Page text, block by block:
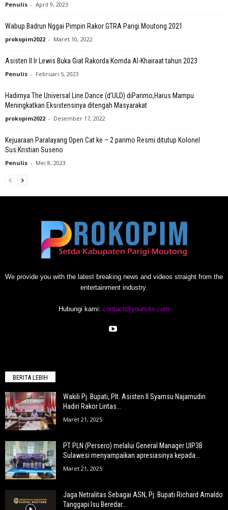
Penulis - April 9, 2023
Wabup Badrun Nggai Pimpin Rakor GTRA Parigi Moutong 2021
prokopim2022 - Maret 10, 2022
Asisten II Ir Lewis Buka Giat Rakorda Komda Al-Khairaat tahun 2023
Penulis - Februari 5, 2023
Hadirnya The Universal Line Dance (d’ULD) diParimo,Harus Mampu
Meningkatkan Eksistensinya ditengah Masyarakat
prokopim2022 - Desember 17, 2022
Kejuaraan Paralayang Open Cat ke – 2 parimo Resmi ditutup Kolonel
Sus.Kristian Suseno
Penulis - Mei 8, 2023
We provide you with the latest breaking news and videos straight from the
entertainment industry.
Hubungi kami: contact@yoursite.com
BERITA LEBIH
Wakili Pj. Bupati, Plt. Asisten II Syamsu Najamudin
Hadiri Rakor Lintas...
Maret 21, 2025
PT PLN (Persero) melalui General Manager UIP3B
Sulawesi menyampaikan apresiasinya kepada...
Maret 21, 2025
Jaga Netralitas Sebagai ASN, Pj. Bupati Richard Arnaldo
Tanggapi Isu Beredar...